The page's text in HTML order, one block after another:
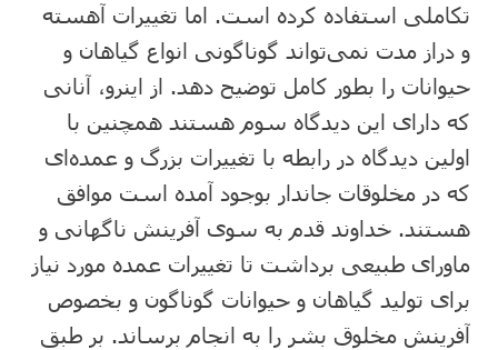
تکاملی استفاده کرده است. اما تغییرات آهسته
و دراز مدت نمی‌تواند گوناگونی انواع گیاهان و
حیوانات را بطور کامل توضیح دهد. از اینرو، آنانی
که دارای این دیدگاه سوم هستند همچنین با
اولین دیدگاه در رابطه با تغییرات بزرگ و عمده‌ای
که در مخلوقات جاندار بوجود آمده است موافق
هستند. خداوند قدم به سوی آفرینش ناگهانی و
ماورای طبیعی برداشت تا تغییرات عمده مورد نیاز
برای تولید گیاهان و حیوانات گوناگون و بخصوص
آفرینش مخلوق بشر را به انجام برساند. بر طبق